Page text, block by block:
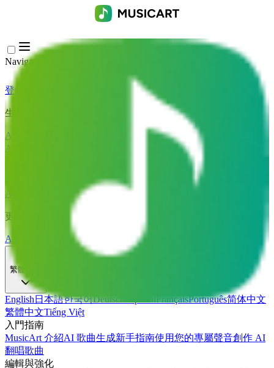
Navigation Menu
登錄
生成
AI音樂生成器 AI歌曲翻唱產生器AI歌聲產生器
AI音樂影片
AI人聲去除器 AI音軌分離
更多音樂工具
AI母帶處理 AI MIDI編輯器 AI 音訊轉MIDI
繁體中文
English 日本語한국어Deutsch EspañolFrançaisPortuguês简体中文
繁體中文Tiếng Việt
入門指南
MusicArt 介紹AI 歌曲生成新手指南使用您的專屬聲音創作 AI
翻唱歌曲
編輯與強化